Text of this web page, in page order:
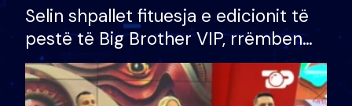
Selin shpallet fituesja e edicionit të
pestë të Big Brother VIP, rrëmben
çmimin e madh prej 100 mijë eurosh